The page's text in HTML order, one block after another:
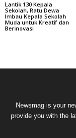
Lantik 130 Kepala
Sekolah, Ratu Dewa
Imbau Kepala Sekolah
Muda untuk Kreatif dan
Berinovasi
Newsmag is your
provide you with the